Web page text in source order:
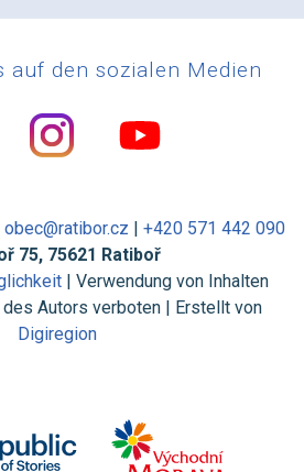
auf den sozialen Medien
obec@ratibor.cz | +420 571 442 090
75, 75621 Ratiboř
| Verwendung von Inhalten
des Autors verboten | Erstellt von
Digiregion